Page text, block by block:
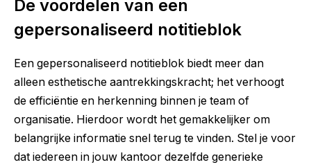
De voordelen van een
gepersonaliseerd notitieblok
Een gepersonaliseerd notitieblok biedt meer dan
alleen esthetische aantrekkingskracht; het verhoogt
de efficiëntie en herkenning binnen je team of
organisatie. Hierdoor wordt het gemakkelijker om
belangrijke informatie snel terug te vinden. Stel je voor
dat iedereen in jouw kantoor dezelfde generieke